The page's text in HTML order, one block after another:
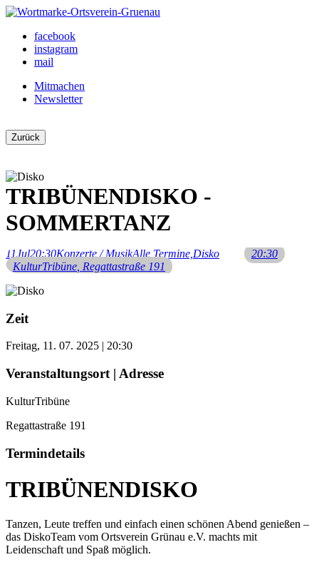
Skip
content
Ortsverein Grünau
Veranstaltungen und Angebote in Ihrem Bezirk
facebook
instagram
mail
Mitmachen
Newsletter
Zurück
TRIBÜNENDISKO -
SOMMERTANZ
11Jul20:30Konzerte / MusikAlle Termine, Disko
20:30
KulturTribüne , Regattastraße 191
Zeit
Freitag, 11. 07. 2025 | 20:30
Veranstaltungsort | Adresse
KulturTribüne
Regattastraße 191
Termindetails
TRIBÜNENDISKO
Tanzen, Leute treffen und einfach einen schönen Abend genießen –
das DiskoTeam vom Ortsverein Grünau e.V. machts mit
Leidenschaft und Spaß möglich.